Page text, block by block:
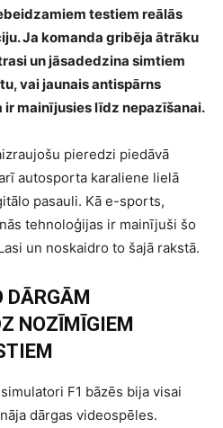
testiem reālās
Ja komanda gribēja ātrāku
un jāsadedzina simtiem
vai jaunais antispārns
ir mainījusies līdz nepazīšanai.
pieredzi piedāvā
autosporta karaliene lielā
pasauli. Kā e-sports,
tehnoloģijas ir mainījuši šo
un noskaidro to šajā rakstā.
DĀRGĀM
NOZĪMĪGIEM
F1 bāzēs bija visai
dārgas videospēles.